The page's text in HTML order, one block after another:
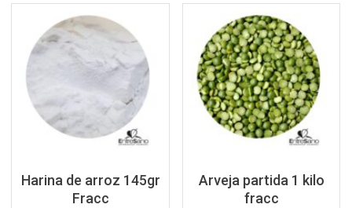
Harina de arroz 145gr
Fracc
Arveja partida 1 kilo
fracc